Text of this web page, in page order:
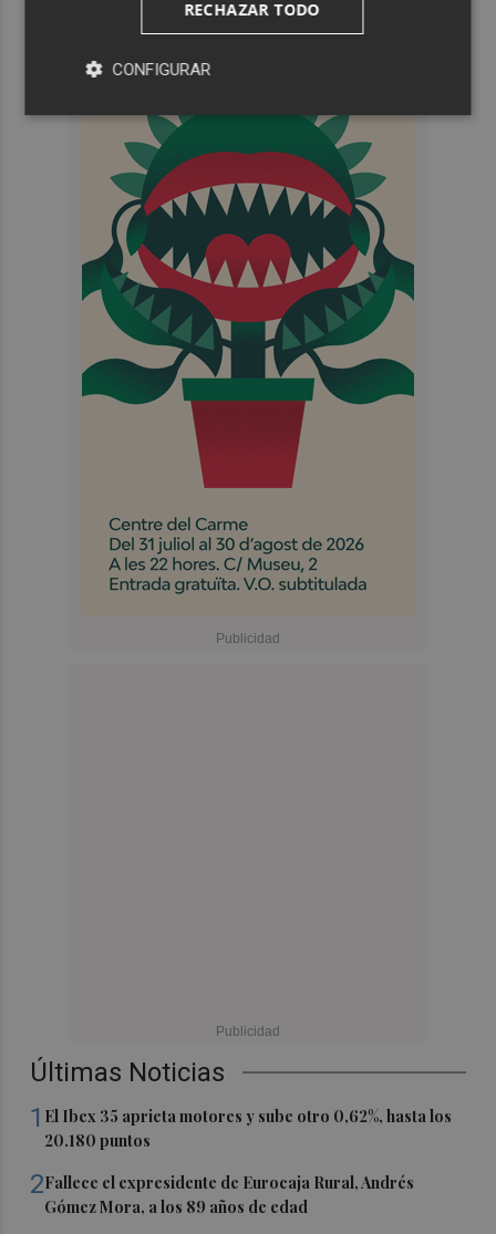
Últimas Noticias
1 El Ibex 35 aprieta motores y sube otro 0,62%, hasta los
20.180 puntos
2Fallece el expresidente de Eurocaja Rural, Andrés
Gómez Mora, a los 89 años de edad
RECHAZAR TODO
CONFIGURAR